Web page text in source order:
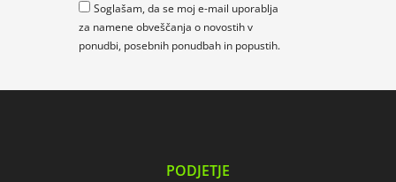
Soglašam, da se moj e-mail uporablja
za namene obveščanja o novostih v
ponudbi, posebnih ponudbah in popustih.
PODJETJE